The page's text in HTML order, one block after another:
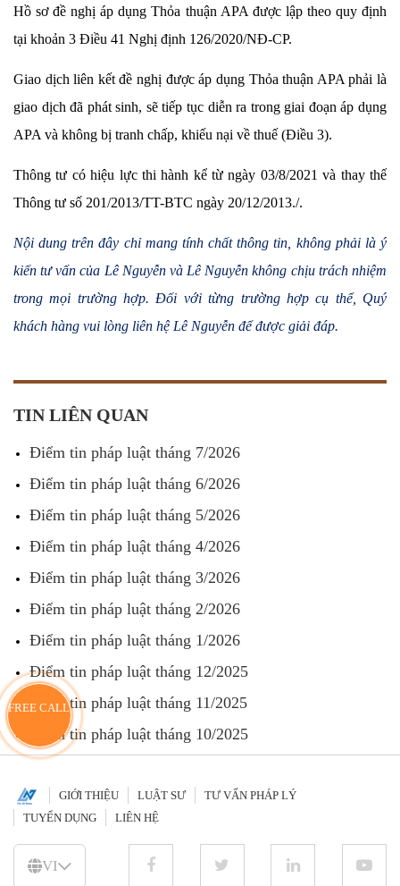
Hồ sơ đề nghị áp dụng Thỏa thuận APA được lập theo quy định
tại khoản 3 Điều 41 Nghị định 126/2020/NĐ-CP.
Giao dịch liên kết đề nghị được áp dụng Thỏa thuận APA phải là
giao dịch đã phát sinh, sẽ tiếp tục diễn ra trong giai đoạn áp dụng
APA và không bị tranh chấp, khiếu nại về thuế (Điều 3).
Thông tư có hiệu lực thi hành kể từ ngày 03/8/2021 và thay thế
Thông tư số 201/2013/TT-BTC ngày 20/12/2013./.
Nội dung trên đây chỉ mang tính chất thông tin, không phải là ý
kiến tư vấn của Lê Nguyễn và Lê Nguyễn không chịu trách nhiệm
trong mọi trường hợp. Đối với từng trường hợp cụ thể, Quý
khách hàng vui lòng liên hệ Lê Nguyễn để được giải đáp.
TIN LIÊN QUAN
Điểm tin pháp luật tháng 7/2026
Điểm tin pháp luật tháng 6/2026
Điểm tin pháp luật tháng 5/2026
Điểm tin pháp luật tháng 4/2026
Điểm tin pháp luật tháng 3/2026
Điểm tin pháp luật tháng 2/2026
Điểm tin pháp luật tháng 1/2026
Điểm tin pháp luật tháng 12/2025
Điểm tin pháp luật tháng 11/2025
Điểm tin pháp luật tháng 10/2025
VI
GIỚI THIỆU LUẬT SƯ
TƯ VẤN PHÁP LÝ
TUYỂN DỤNG
LIÊN HỆ
FREE CALL